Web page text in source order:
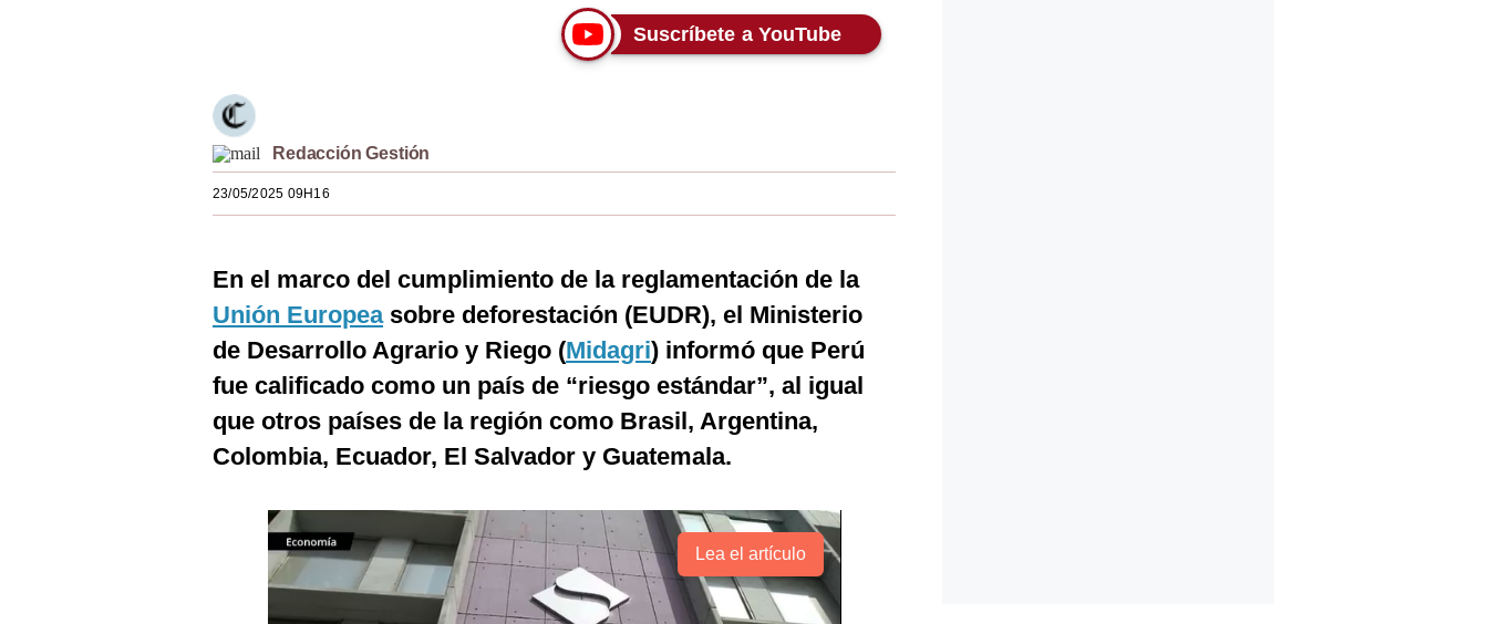
Suscríbete a YouTube
Redacción Gestión
23/05/2025 09H16
En el marco del cumplimiento de la reglamentación de la
Unión Europeasobre deforestación (EUDR), el Ministerio
de Desarrollo Agrario y Riego (Midagri) informó que Perú
fue calificado como un país de “riesgo estándar”, al igual
que otros países de la región como Brasil, Argentina,
Colombia, Ecuador, El Salvador y Guatemala.
Lea el artículo